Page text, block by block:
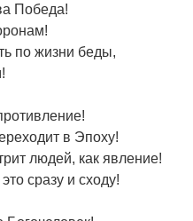
Победа!
по жизни беды,
в Эпоху!
людей, как явление!
сразу и сходу!